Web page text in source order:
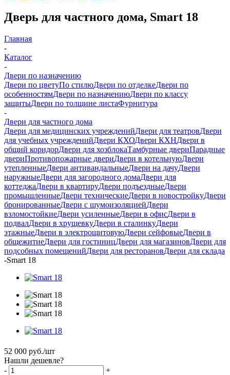
Дверь для частного дома, Smart 18
Главная
-
Каталог
-
Двери по назначению
Двери по цветуПо стилюДвери по отделкеДвери по
особенностямДвери по назначениюДвери по классу
защитыДвери по толщине листаФурнитура
-
Двери для частного дома
Двери для медицинских учрежденийДвери для театровДвери
для учебных учрежденийДвери КХОДвери КХНДвери в
общий коридорДвери для хозблокаТамбурные двериПарадные
двериПротивопожарные двериДвери в котельнуюДвери
утепленныеДвери антивандальныеДвери на дачуДвери
наружныеДвери для загородного домаДвери для
коттеджаДвери в квартируДвери подъездныеДвери
промышленныеДвери техническиеДвери в новостройкуДвери
бронированныеДвери с шумоизоляциейДвери
взломостойкиеДвери усиленныеДвери в офисДвери в
подвалДвери в хрущевкуДвери в сталинкуДвери
этажныеДвери в электрощитовуюДвери сейфовыеДвери в
общежитиеДвери для гостиницДвери для магазиновДвери для
подсобных помещенийДвери для ресторановДвери для склада
-Smart 18
52 000 руб./шт
Нашли дешевле?
-
+